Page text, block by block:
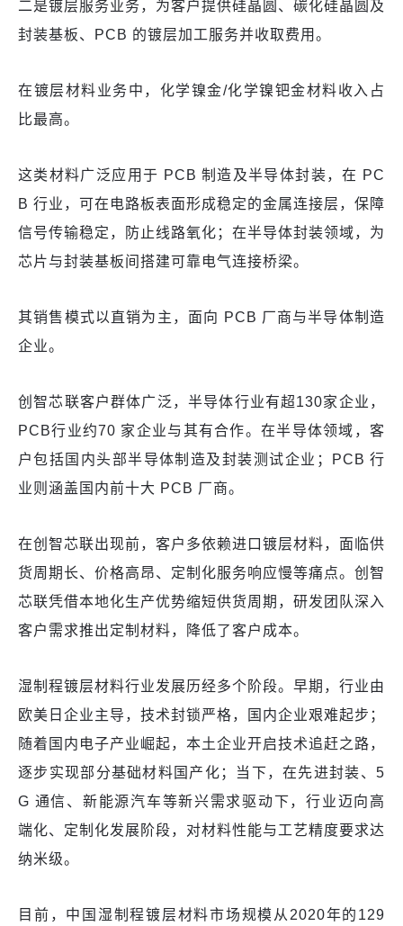
二是镀层服务业务，为客户提供硅晶圆、碳化硅晶圆及
封装基板、PCB 的镀层加工服务并收取费用。
在镀层材料业务中，化学镍金/化学镍钯金材料收入占
比最高。
这类材料广泛应用于 PCB 制造及半导体封装，在 PC
B 行业，可在电路板表面形成稳定的金属连接层，保障
信号传输稳定，防止线路氧化；在半导体封装领域，为
芯片与封装基板间搭建可靠电气连接桥梁。
其销售模式以直销为主，面向 PCB 厂商与半导体制造
企业。
创智芯联客户群体广泛，半导体行业有超130家企业，
PCB行业约70 家企业与其有合作。在半导体领域，客
户包括国内头部半导体制造及封装测试企业；PCB 行
业则涵盖国内前十大 PCB 厂商。
在创智芯联出现前，客户多依赖进口镀层材料，面临供
货周期长、价格高昂、定制化服务响应慢等痛点。创智
芯联凭借本地化生产优势缩短供货周期，研发团队深入
客户需求推出定制材料，降低了客户成本。​
湿制程镀层材料行业发展历经多个阶段。早期，行业由
欧美日企业主导，技术封锁严格，国内企业艰难起步；
随着国内电子产业崛起，本土企业开启技术追赶之路，
逐步实现部分基础材料国产化；当下，在先进封装、5
G 通信、新能源汽车等新兴需求驱动下，行业迈向高
端化、定制化发展阶段，对材料性能与工艺精度要求达
纳米级。​
目前，中国湿制程镀层材料市场规模从2020年的129